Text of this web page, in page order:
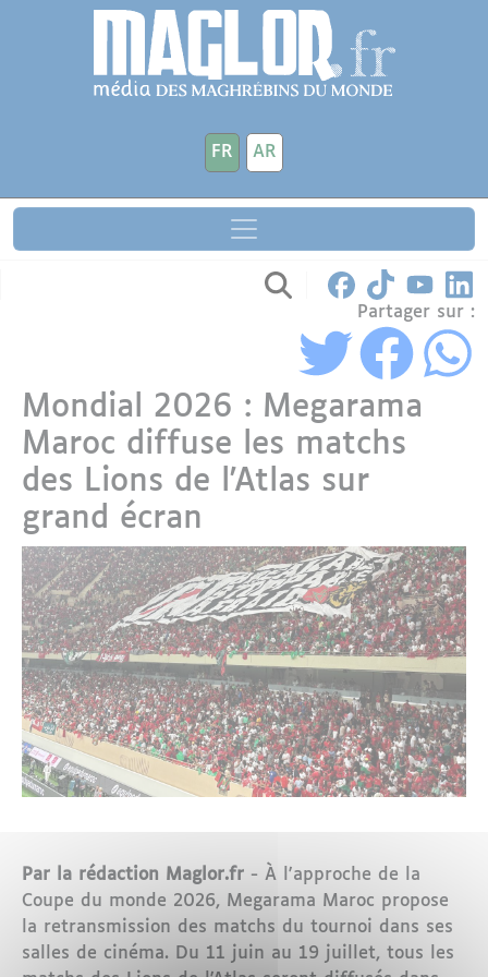
Aller au contenu principal
FR AR
Partager sur :
Mondial 2026 : Megarama
Maroc diffuse les matchs
des Lions de l'Atlas sur
grand écran
Par la rédaction Maglor.fr - À l'approche de la
Coupe du monde 2026, Megarama Maroc propose
la retransmission des matchs du tournoi dans ses
salles de cinéma. Du 11 juin au 19 juillet, tous les
Panneau de gestion des cookies